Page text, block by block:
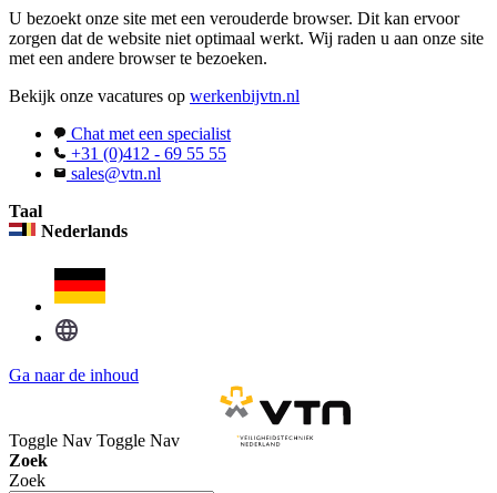
U bezoekt onze site met een verouderde browser. Dit kan ervoor
zorgen dat de website niet optimaal werkt. Wij raden u aan onze site
met een andere browser te bezoeken.
Bekijk onze vacatures op werkenbijvtn.nl
Chat met een specialist
+31 (0)412 - 69 55 55
sales@vtn.nl
Taal
Nederlands
Ga naar de inhoud
Toggle Nav Toggle Nav
Zoek
Zoek